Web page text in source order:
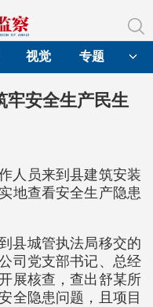
视觉 专题
牢安全生产民生
人员来到县建筑安装
地查看安全生产隐患
县城管执法局移交的
司党支部书记、总经
展核查，查出舒某所
全隐患问题，且项目